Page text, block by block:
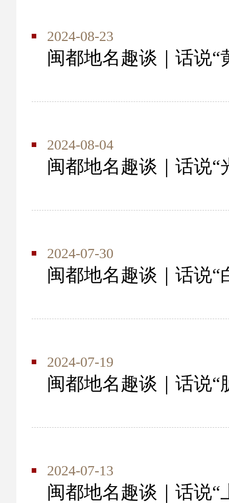
2024-08-23
闽都地名趣谈｜话说“
2024-08-04
闽都地名趣谈｜话说“
2024-07-30
闽都地名趣谈｜话说“
2024-07-19
闽都地名趣谈｜话说“
2024-07-13
闽都地名趣谈｜话说“